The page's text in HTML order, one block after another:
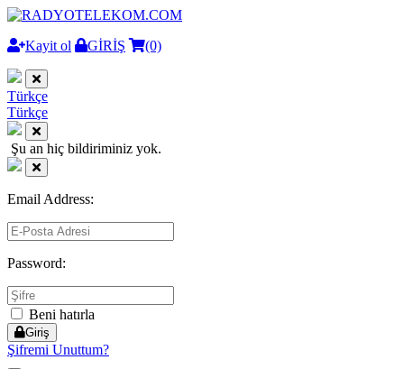
Kayit ol GİRİŞ (0)
Türkçe
Türkçe
Şu an hiç bildiriminiz yok.
Email Address:
Password:
Beni hatırla
Giriş
Şifremi Unuttum?